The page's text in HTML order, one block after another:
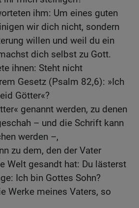
ihm: Um eines guten
wir dich nicht, sondern
willen und weil du ein
dich selbst zu Gott.
ihnen: Steht nicht
Gesetz (Psalm 82,6): »Ich
Götter«?
genannt werden, zu denen
– und die Schrift kann
werden –,
zu dem, den der Vater
Welt gesandt hat: Du lästerst
Ich bin Gottes Sohn?
Werke meines Vaters, so